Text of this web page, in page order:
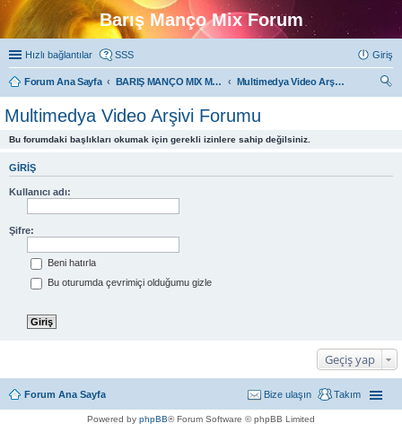
Barış Manço Mix Forum
Hızlı bağlantılar SSS Giriş
Forum Ana Sayfa BARIŞ MANÇO MIX MULTIMEDYA FORUMLARI
Multimedya Video Arşivi Forumu
Multimedya Video Arşivi Forumu
Bu forumdaki başlıkları okumak için gerekli izinlere sahip değilsiniz.
GIRIŞ
Kullanıcı adı:
Şifre:
Beni hatırla
Bu oturumda çevrimiçi olduğumu gizle
Geçiş yap
Forum Ana Sayfa Takım
Bize ulaşın
Powered by phpBB® Forum Software © phpBB Limited